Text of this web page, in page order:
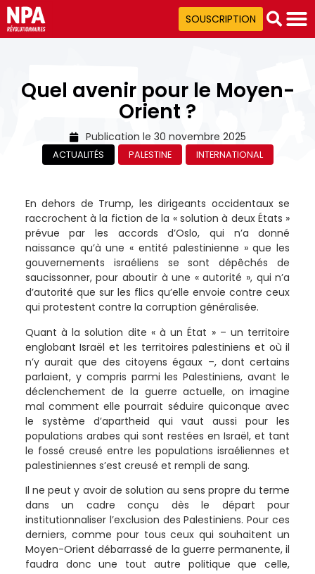
SOUSCRIPTION
Quel avenir pour le Moyen-
Orient ?
Publication le 30 novembre 2025
ACTUALITÉS PALESTINE INTERNATIONAL
En dehors de Trump, les dirigeants occidentaux se
raccrochent à la fiction de la « solution à deux États »
prévue par les accords d’Oslo, qui n’a donné
naissance qu’à une « entité palestinienne » que les
gouvernements israéliens se sont dépêchés de
saucissonner, pour aboutir à une « autorité », qui n’a
d’autorité que sur les flics qu’elle envoie contre ceux
qui protestent contre la corruption généralisée.
Quant à la solution dite « à un État » – un territoire
englobant Israël et les territoires palestiniens et où il
n’y aurait que des citoyens égaux –, dont certains
parlaient, y compris parmi les Palestiniens, avant le
déclenchement de la guerre actuelle, on imagine
mal comment elle pourrait séduire quiconque avec
le système d’apartheid qui vaut aussi pour les
populations arabes qui sont restées en Israël, et tant
le fossé creusé entre les populations israéliennes et
palestiniennes s’est creusé et rempli de sang.
Il ne peut y avoir de solution au sens propre du terme
dans un cadre conçu dès le départ pour
institutionnaliser l’exclusion des Palestiniens. Pour ces
derniers, comme pour tous ceux qui souhaitent un
Moyen-Orient débarrassé de la guerre permanente, il
faudra donc une tout autre politique que celle,